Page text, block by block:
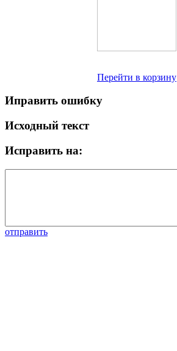
Перейти в корзину
Иправить ошибку
Исходный текст
Исправить на:
отправить